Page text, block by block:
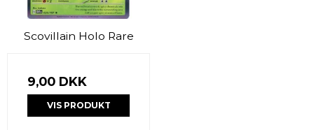
Scovillain Holo Rare
9,00 DKK
VIS PRODUKT